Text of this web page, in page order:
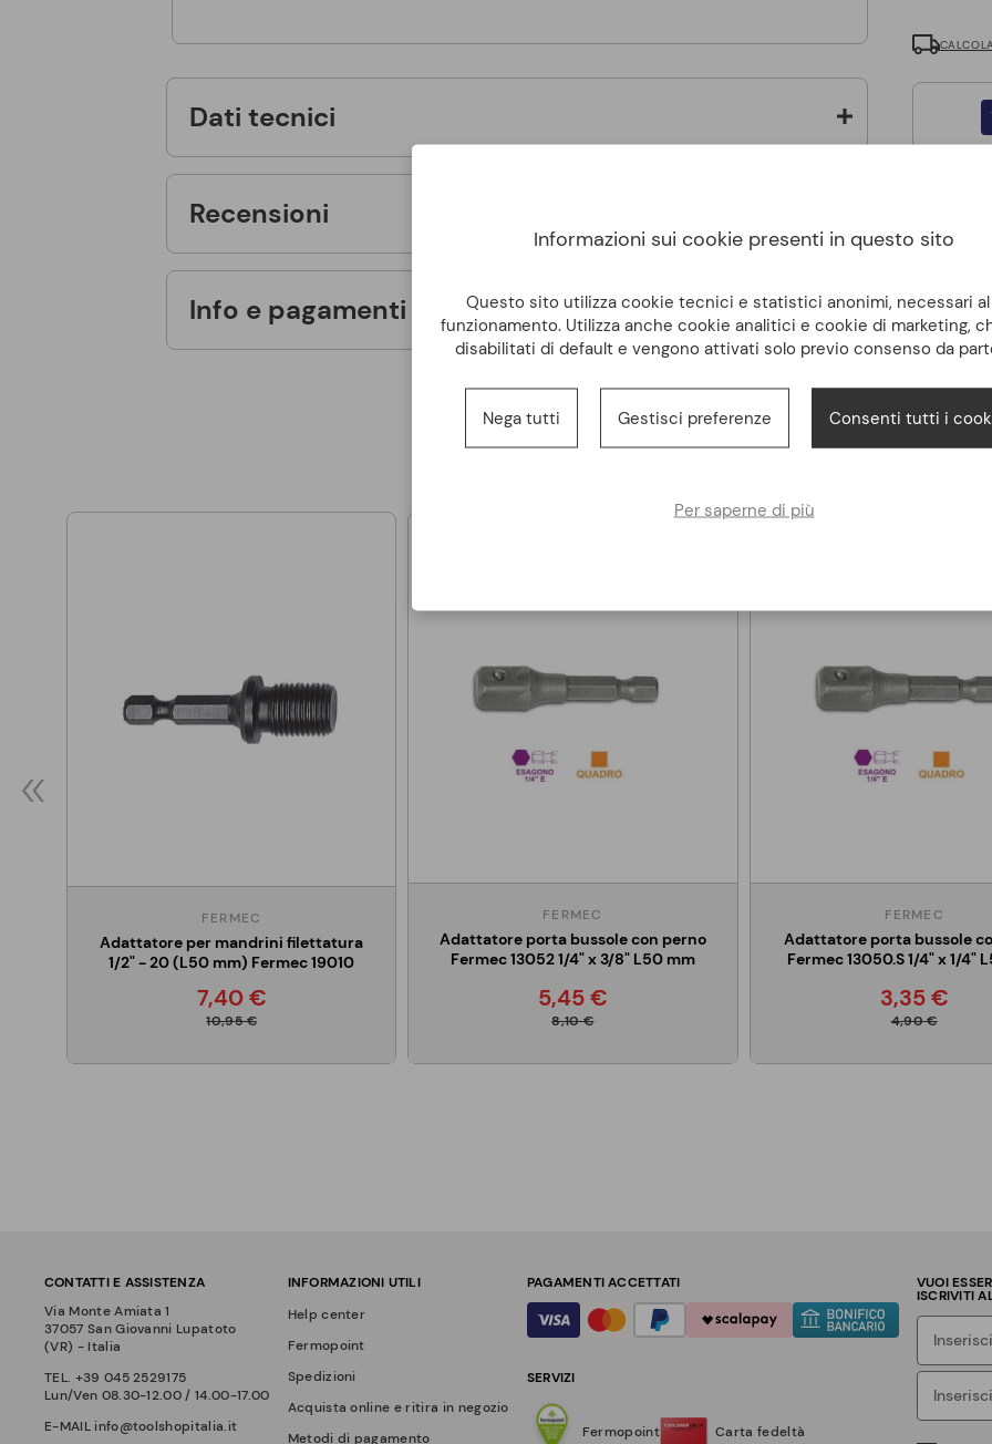
Dati tecnici
Recensioni
Info e pagamenti
Altri clienti hanno acquistato anche
FERMEC
Adattatore per mandrini filettatura
1/2" - 20 (L50 mm) Fermec 19010
7,40 €
10,95 €
FERMEC
Adattatore porta bussole con perno
Fermec 13052 1/4" x 3/8" L50 mm
5,45 €
8,10 €
FERMEC
Adattatore porta bussole
Fermec 13050.S 1/4" x 1/4"
3,35 €
4,90 €
CONTATTI E ASSISTENZA
Via Monte Amiata 1
37057 San Giovanni Lupatoto
(VR) - Italia
TEL. +39 045 2529175
Lun/Ven 08.30-12.00 / 14.00-17.00
E-MAIL info@toolshopitalia.it
INFORMAZIONI UTILI
Help center
Fermopoint
Spedizioni
Acquista online e ritira in negozio
Metodi di pagamento
PAGAMENTI ACCETTATI
SERVIZI
Fermopoint Carta fedeltà
VUOI
ISCRIVITI
Informazioni sui cookie presenti in questo sito
Questo sito utilizza cookie tecnici e statistici anonimi, necessari
funzionamento. Utilizza anche cookie analitici e cookie di marketing,
disabilitati di default e vengono attivati solo previo consenso da
Nega tutti Gestisci preferenze Consenti tutti i
Per saperne di più